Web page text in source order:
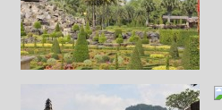
Nong
Nooch 13
Nong